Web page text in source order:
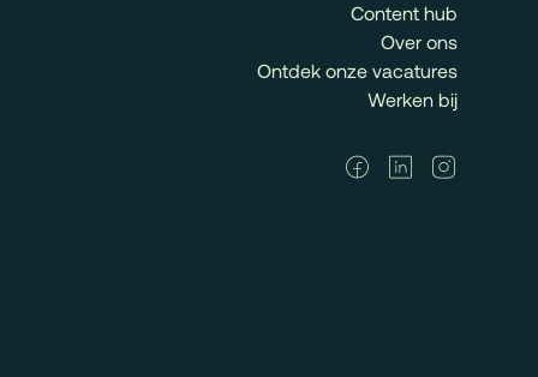
Content hub
Over ons
Ontdek onze vacatures
Werken bij